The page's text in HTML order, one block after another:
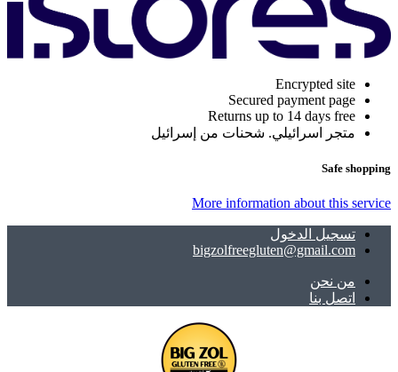
Encrypted site
Secured payment page
Returns up to 14 days free
متجر اسرائيلي. شحنات من إسرائيل
Safe shopping
More information about this service
تسجيل الدخول
bigzolfreegluten@gmail.com
ﻣﻦ ﻧﺤﻦ
اتصل بنا